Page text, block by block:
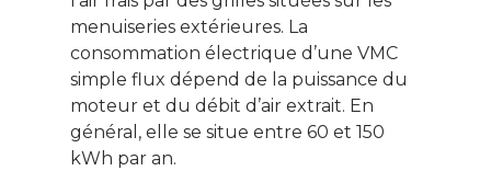
menuiseries extérieures. La
consommation électrique d’une VMC
simple flux dépend de la puissance du
moteur et du débit d’air extrait. En
général, elle se situe entre 60 et 150
kWh par an.